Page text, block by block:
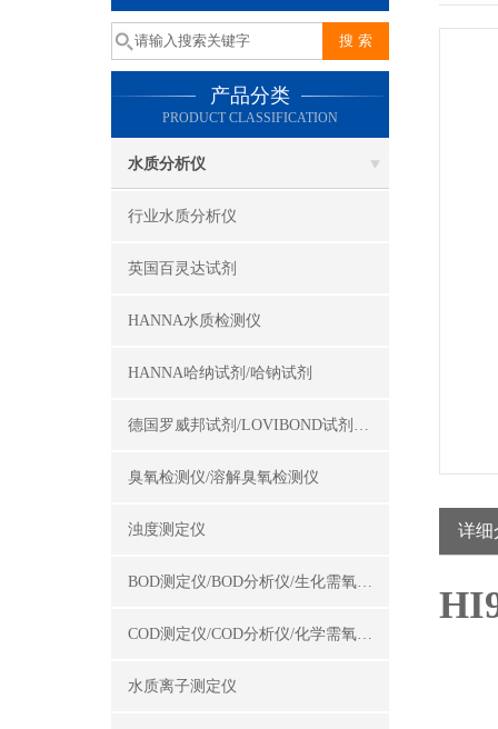
产品分类
PRODUCT CLASSIFICATION
水质分析仪
行业水质分析仪
英国百灵达试剂
HANNA水质检测仪
HANNA哈纳试剂/哈钠试剂
德国罗威邦试剂/LOVIBOND试剂/罗威邦试剂
臭氧检测仪/溶解臭氧检测仪
浊度测定仪
BOD测定仪/BOD分析仪/生化需氧量测定仪
COD测定仪/COD分析仪/化学需氧量测定仪
水质离子测定仪
详细